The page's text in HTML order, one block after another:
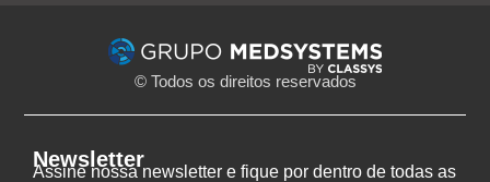
© Todos os direitos reservados
Newsletter
Assine nossa newsletter e fique por dentro de todas as